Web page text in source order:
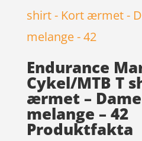
Endurance
Cykel/MTB T
ærmet –
melange – 42
Produktfakta